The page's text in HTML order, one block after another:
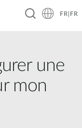
FR|FR
une
mon